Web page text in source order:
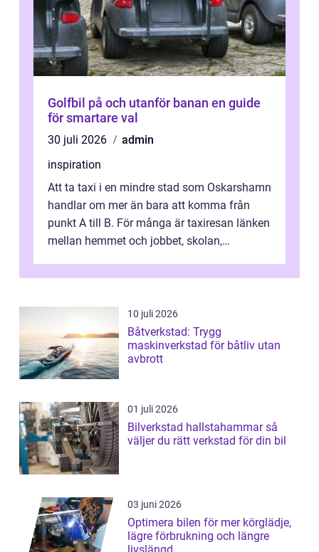
Golfbil på och utanför banan en guide
för smartare val
30 juli 2026
admin
inspiration
Att ta taxi i en mindre stad som Oskarshamn
handlar om mer än bara att komma från
punkt A till B. För många är taxiresan länken
mellan hemmet och jobbet, skolan,
10 juli 2026
Båtverkstad: Trygg
maskinverkstad för båtliv utan
avbrott
01 juli 2026
Bilverkstad hallstahammar så
väljer du rätt verkstad för din bil
03 juni 2026
Optimera bilen för mer körglädje,
lägre förbrukning och längre